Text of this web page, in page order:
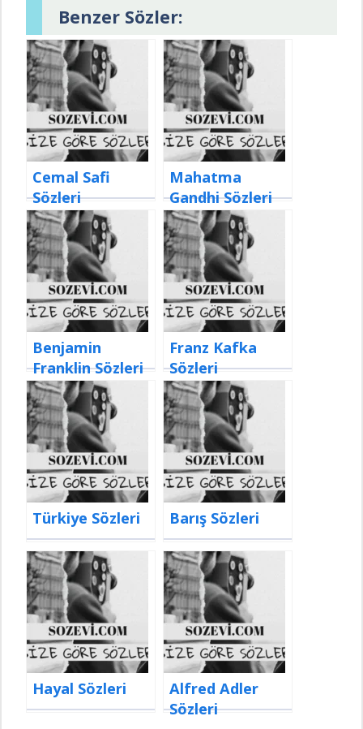
Benzer Sözler:
Cemal Safi
Sözleri
Mahatma
Gandhi Sözleri
Benjamin
Franklin Sözleri
Franz Kafka
Sözleri
Türkiye Sözleri Barış Sözleri
Hayal Sözleri
Alfred Adler
Sözleri